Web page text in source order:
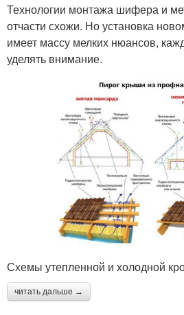
Технологии монтажа шифера и
отчасти схожи. Но установка
имеет массу мелких нюансов,
уделять внимание.
Схемы утепленной и холодной
читать дальше →